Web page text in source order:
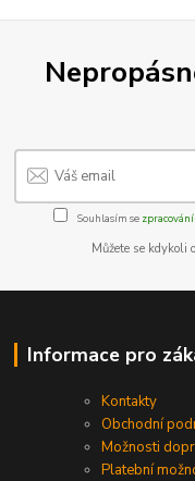
Souhlasím se
Můžete se
Informace pro
Kontakty
Obchodní
Možnosti
Platební